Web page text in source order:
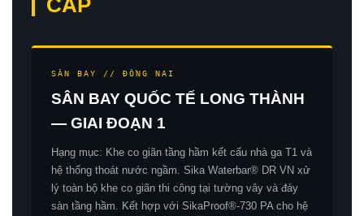
CẤP
SÂN BAY // ĐỒNG NAI
SÂN BAY QUỐC TẾ LONG THÀNH
— GIAI ĐOẠN 1
Hạng mục: Khe co giãn tầng hầm kết cấu nhà ga T1 và
hệ thống thoát nước ngầm. Sika Waterbar® DR VN xử
lý toàn bộ khe co giãn thi công tại tường vây và đáy
sàn tầng hầm. Kết hợp với SikaProof®-730 PA cho hệ